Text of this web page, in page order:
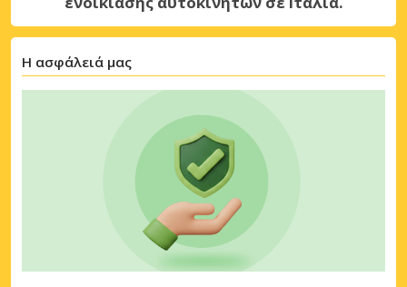
Η ασφάλειά μας